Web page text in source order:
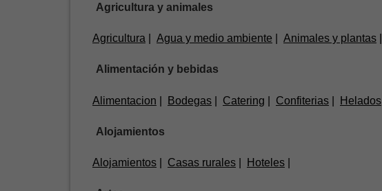
Agricultura y animales
Agricultura Agua y medio ambiente Animales y plantas
Alimentación y bebidas
Alimentacion Bodegas Catering Confiterias Helados
Alojamientos
Alojamientos Casas rurales Hoteles